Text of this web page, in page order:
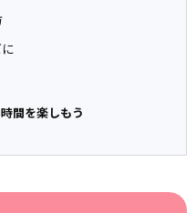
間を楽しもう